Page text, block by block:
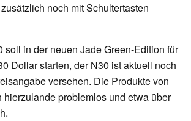
noch mit Schultertasten
soll in der neuen Jade Green-Edition für
Dollar starten, der N30 ist aktuell noch
versehen. Die Produkte von
hierzulande problemlos und etwa über